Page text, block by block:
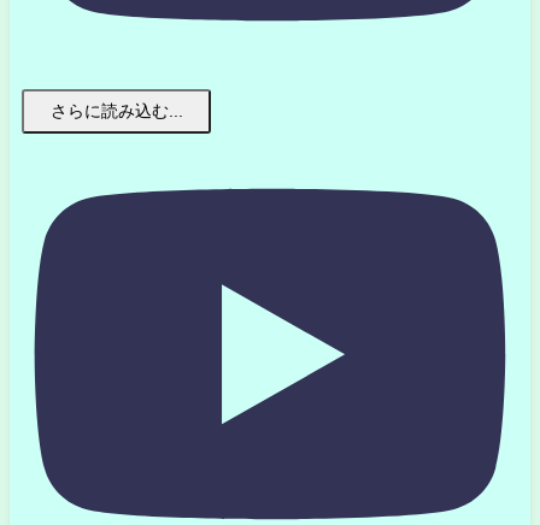
さらに読み込む...